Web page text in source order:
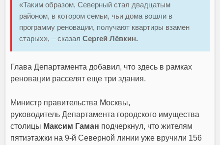
«Таким образом, Северный стал двадцатым
районом, в котором семьи, чьи дома вошли в
программу реновации, получают квартиры взамен
старых», – сказалСергей Лёвкин.
Глава Департамента добавил, что здесь в рамках
реновации расселят еще три здания.
Министр правительства Москвы,
руководитель Департамента городского имущества
столицы Максим Гаман подчеркнул, что жителям
пятиэтажки на 9-й Северной линии уже вручили 156